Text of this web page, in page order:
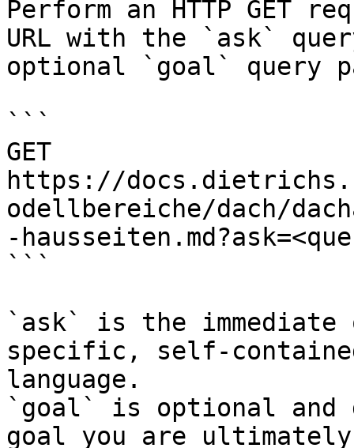
Perform an HTTP GET
URL with the `ask`
optional `goal` query
```
GET
https://
odellbereiche/dach/
-
```
`ask` is the
specific, self-
language.
`goal` is optional and
goal you are